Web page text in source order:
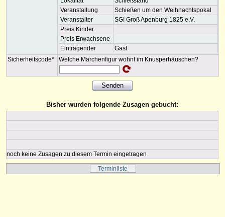
Veranstaltung
Schießen um den Weihnachtspokal
Veranstalter
SGI Groß Apenburg 1825 e.V.
Preis Kinder
Preis Erwachsene
Eintragender
Gast
Sicherheitscode*
Welche Märchenfigur wohnt im Knusperhäuschen?
Bisher wurden folgende Zusagen gebucht:
noch keine Zusagen zu diesem Termin eingetragen
Terminliste